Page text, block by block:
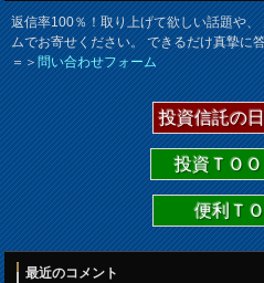
返信率100％！取り上げて欲しい話題や
ムでお寄せください。 できるだけ真摯に
＝＞問い合わせフォーム
投資信託の
投資ＴＯ
便利Ｔ
最近のコメント